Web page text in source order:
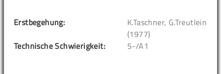
Erstbegehung:
K.Taschner, G.Treutlein
(1977)
Technische Schwierigkeit:
5-/A1